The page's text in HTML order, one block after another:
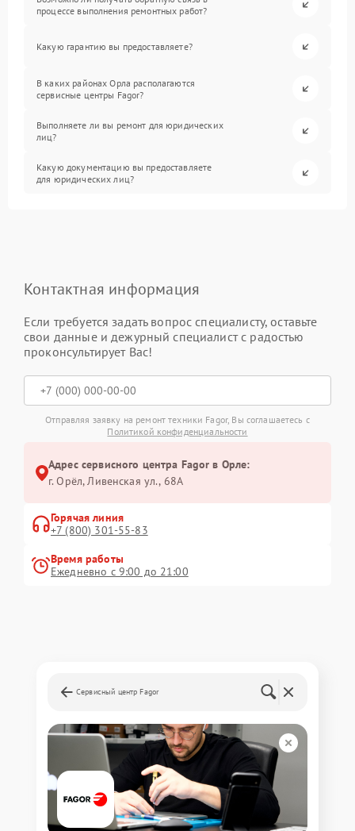
процессе выполнения ремонтных работ?
Какую гарантию вы предоставляете?
В каких районах Орла располагаются
сервисные центры Fagor?
Выполняете ли вы ремонт для юридических
лиц?
Какую документацию вы предоставляете
для юридических лиц?
Контактная информация
Если требуется задать вопрос специалисту, оставьте
свои данные и дежурный специалист с радостью
проконсультирует Вас!
Отправляя заявку на ремонт техники Fagor, Вы соглашаетесь с
Политикой конфиденциальности
Адрес сервисного центра Fagor в Орле:
г. Орёл, Ливенская ул., 68А
Горячая линия
+7 (800) 301-55-83
Время работы
Ежедневно с 9:00 до 21:00
Сервисный центр Fagor